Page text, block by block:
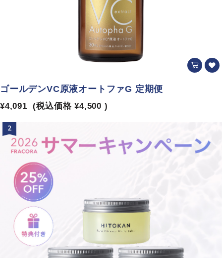
ゴールデンVC原液オートファG 定期便
¥4,091 (税込価格 ¥4,500 )
2